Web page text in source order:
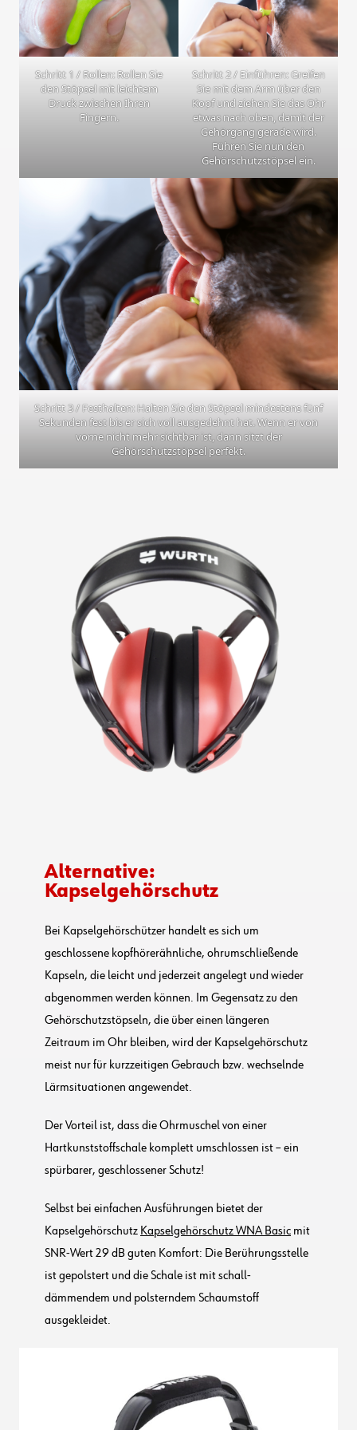
Schritt 1 / Rollen: Rollen Sie
den Stöpsel mit leichtem
Druck zwischen Ihren
Fingern.
Schritt 2 / Einführen: Greifen
Sie mit dem Arm über den
Kopf und ziehen Sie das Ohr
etwas nach oben, damit der
Gehörgang gerade wird.
Führen Sie nun den
Gehörschutzstöpsel ein.
Schritt 3 / Festhalten: Halten Sie den Stöpsel mindestens fünf
Sekunden fest bis er sich voll ausgedehnt hat. Wenn er von
vorne nicht mehr sichtbar ist, dann sitzt der
Gehörschutzstöpsel perfekt.
Alternative:
Kapselgehörschutz
Bei Kapselgehörschützer handelt es sich um
geschlossene kopfhörerähnliche, ohrumschließende
Kapseln, die leicht und jederzeit angelegt und wieder
abgenommen werden können. Im Gegensatz zu den
Gehörschutzstöpseln, die über einen längeren
Zeitraum im Ohr bleiben, wird der Kapselgehörschutz
meist nur für kurzzeitigen Gebrauch bzw. wechselnde
Lärmsituationen angewendet.
Der Vorteil ist, dass die Ohrmuschel von einer
Hartkunststoffschale komplett umschlossen ist – ein
spürbarer, geschlossener Schutz!
Selbst bei einfachen Ausführungen bietet der
Kapselgehörschutz Kapselgehörschutz WNA Basic mit
SNR-Wert 29 dB guten Komfort: Die Berührungsstelle
ist gepolstert und die Schale ist mit schall-
dämmendem und polsterndem Schaumstoff
ausgekleidet.